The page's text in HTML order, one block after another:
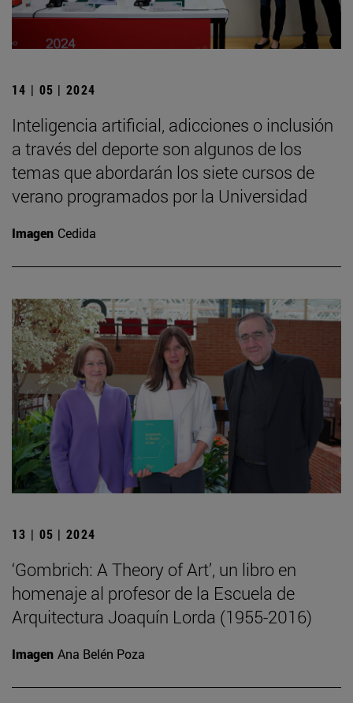
14 | 05 | 2024
Inteligencia artificial, adicciones o inclusión
a través del deporte son algunos de los
temas que abordarán los siete cursos de
verano programados por la Universidad
Imagen Cedida
13 | 05 | 2024
‘Gombrich: A Theory of Art’, un libro en
homenaje al profesor de la Escuela de
Arquitectura Joaquín Lorda (1955-2016)
Imagen Ana Belén Poza